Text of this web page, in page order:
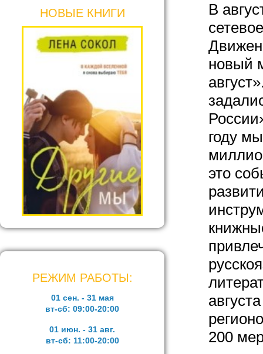
НОВЫЕ КНИГИ
РЕЖИМ РАБОТЫ:
01 сен. - 31 мая
вт-сб: 09:00-20:00
01 июн. - 31 авг.
вт-сб: 11:00-20:00
В
новый
году
это
200